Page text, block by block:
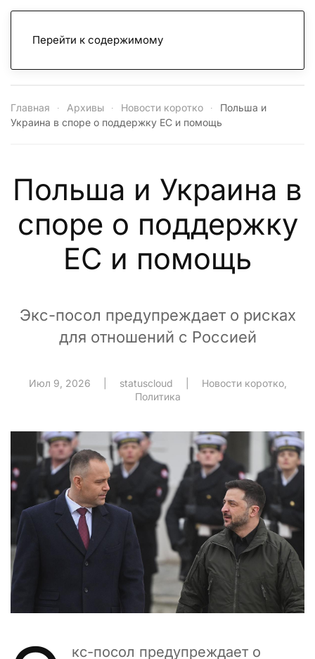
Перейти к содержимому
Главная Архивы Новости коротко
Польша и
Украина в споре о поддержку ЕС и помощь
Польша и Украина в
споре о поддержку
ЕС и помощь
Экс-посол предупреждает о рисках
для отношений с Россией
Июл 9, 2026 statuscloud Новости коротко,
Политика
кс-посол предупреждает о